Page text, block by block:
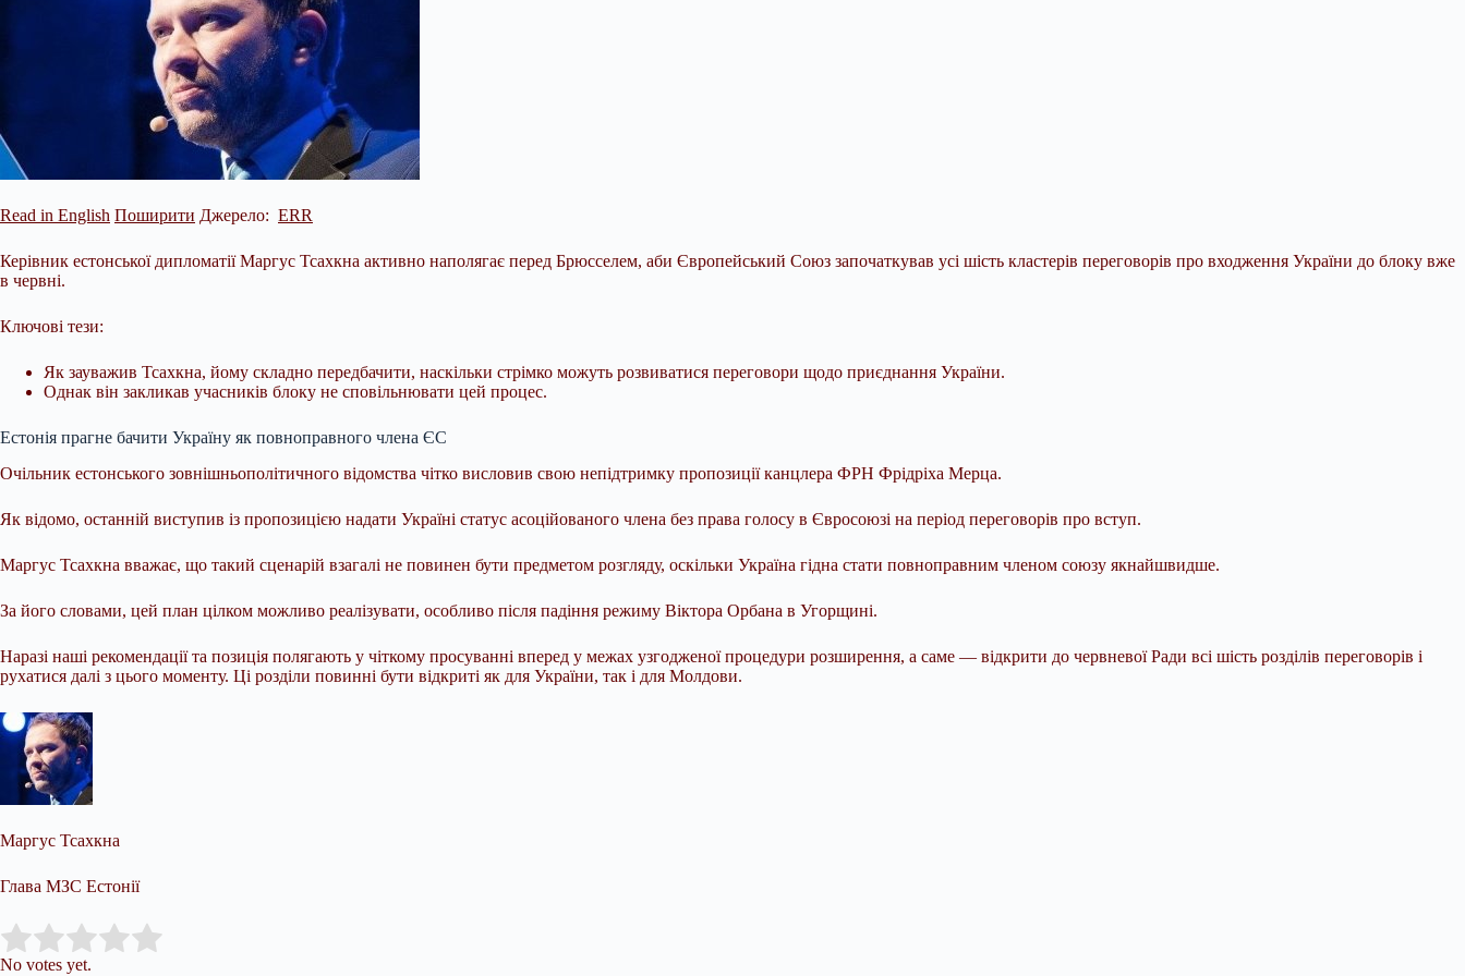
Read in English Поширити Джерело: ERR
Керівник естонської дипломатії Маргус Тсахкна активно наполягає перед Брюсселем, аби Європейський Союз започаткував усі шість кластерів переговорів про входження України до блоку вже
в червні.
Ключові тези:
Як зауважив Тсахкна, йому складно передбачити, наскільки стрімко можуть розвиватися переговори щодо приєднання України.
Однак він закликав учасників блоку не сповільнювати цей процес.
Естонія прагне бачити Україну як повноправного члена ЄС
Очільник естонського зовнішньополітичного відомства чітко висловив свою непідтримку пропозиції канцлера ФРН Фрідріха Мерца.
Як відомо, останній виступив із пропозицією надати Україні статус асоційованого члена без права голосу в Євросоюзі на період переговорів про вступ.
Маргус Тсахкна вважає, що такий сценарій взагалі не повинен бути предметом розгляду, оскільки Україна гідна стати повноправним членом союзу якнайшвидше.
За його словами, цей план цілком можливо реалізувати, особливо після падіння режиму Віктора Орбана в Угорщині.
Наразі наші рекомендації та позиція полягають у чіткому просуванні вперед у межах узгодженої процедури розширення, а саме — відкрити до червневої Ради всі шість розділів переговорів і
рухатися далі з цього моменту. Ці розділи повинні бути відкриті як для України, так і для Молдови.
Маргус Тсахкна
Глава МЗС Естонії
Rate this item:
No votes yet.